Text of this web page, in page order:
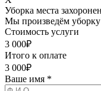
Уборка места
Мы произведём уборку
Стоимость услуги
3 000₽
Итого к оплате
3 000₽
Ваше имя *